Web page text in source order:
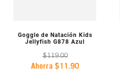
VISTA PREVIA
Goggle de Natación Kids
Jellyfish G878 Azul
$119.00
Ahorra $11 .90